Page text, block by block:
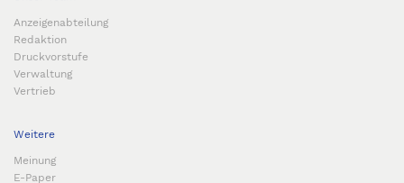
Anzeigenabteilung
Redaktion
Druckvorstufe
Verwaltung
Vertrieb
Weitere
Meinung
E-Paper